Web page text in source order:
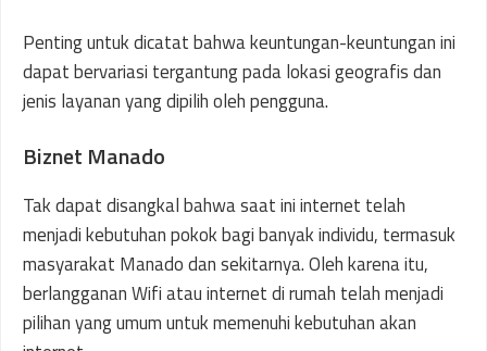
Penting untuk dicatat bahwa keuntungan-keuntungan ini
dapat bervariasi tergantung pada lokasi geografis dan
jenis layanan yang dipilih oleh pengguna.
Biznet Manado
Tak dapat disangkal bahwa saat ini internet telah
menjadi kebutuhan pokok bagi banyak individu, termasuk
masyarakat Manado dan sekitarnya. Oleh karena itu,
berlangganan Wifi atau internet di rumah telah menjadi
pilihan yang umum untuk memenuhi kebutuhan akan